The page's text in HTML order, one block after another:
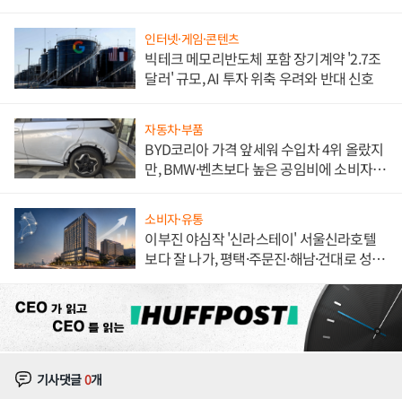
인터넷·게임·콘텐츠
빅테크 메모리반도체 포함 장기계약 '2.7조
달러' 규모, AI 투자 위축 우려와 반대 신호
자동차·부품
BYD코리아 가격 앞세워 수입차 4위 올랐지
만, BMW·벤츠보다 높은 공임비에 소비자
소비자·유통
이부진 야심작 '신라스테이' 서울신라호텔
보다 잘 나가, 평택·주문진·해남·건대로 성
기사댓글0개